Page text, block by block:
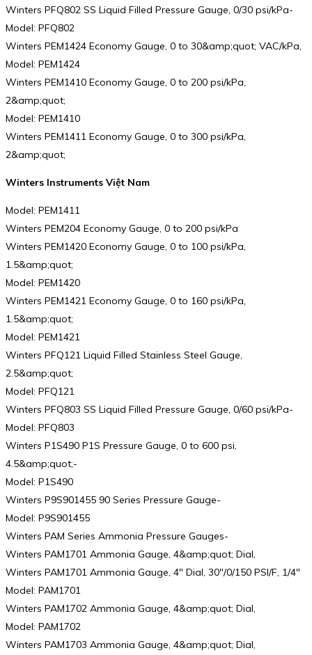
Winters PFQ802 SS Liquid Filled Pressure Gauge, 0/30 psi/kPa-
Model: PFQ802
Winters PEM1424 Economy Gauge, 0 to 30&amp;quot; VAC/kPa,
Model: PEM1424
Winters PEM1410 Economy Gauge, 0 to 200 psi/kPa,
2&amp;quot;
Model: PEM1410
Winters PEM1411 Economy Gauge, 0 to 300 psi/kPa,
2&amp;quot;
Winters Instruments Việt Nam
Model: PEM1411
Winters PEM204 Economy Gauge, 0 to 200 psi/kPa
Winters PEM1420 Economy Gauge, 0 to 100 psi/kPa,
1.5&amp;quot;
Model: PEM1420
Winters PEM1421 Economy Gauge, 0 to 160 psi/kPa,
1.5&amp;quot;
Model: PEM1421
Winters PFQ121 Liquid Filled Stainless Steel Gauge,
2.5&amp;quot;
Model: PFQ121
Winters PFQ803 SS Liquid Filled Pressure Gauge, 0/60 psi/kPa-
Model: PFQ803
Winters P1S490 P1S Pressure Gauge, 0 to 600 psi,
4.5&amp;quot;-
Model: P1S490
Winters P9S901455 90 Series Pressure Gauge-
Model: P9S901455
Winters PAM Series Ammonia Pressure Gauges-
Winters PAM1701 Ammonia Gauge, 4&amp;quot; Dial,
Winters PAM1701 Ammonia Gauge, 4″ Dial, 30″/0/150 PSI/F, 1/4″
Model: PAM1701
Winters PAM1702 Ammonia Gauge, 4&amp;quot; Dial,
Model: PAM1702
Winters PAM1703 Ammonia Gauge, 4&amp;quot; Dial,